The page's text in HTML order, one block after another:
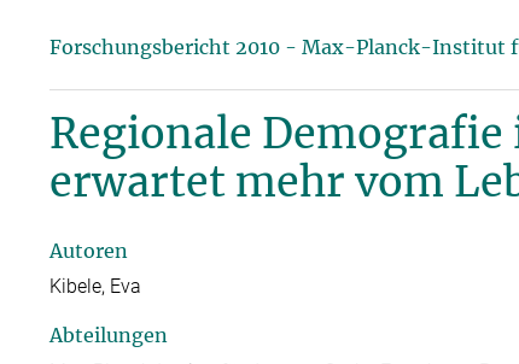
Forschungsbericht 2010 - Max-Planck-Institut
Regionale Demografie
erwartet mehr vom
Autoren
Kibele, Eva
Abteilungen